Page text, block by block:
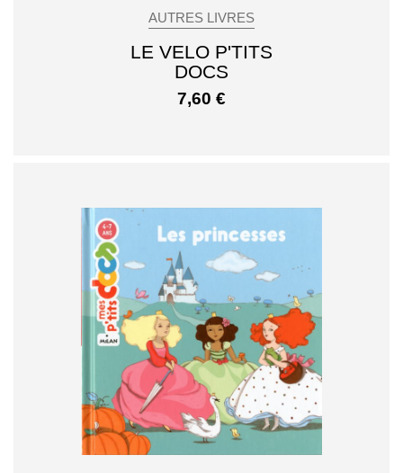
AUTRES LIVRES
LE VELO P'TITS
DOCS
7,60 €